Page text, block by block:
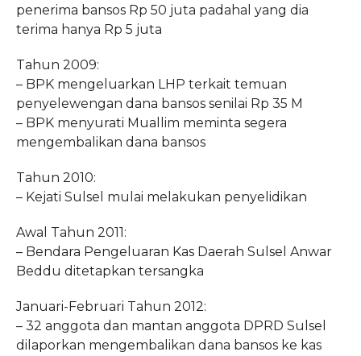
penerima bansos Rp 50 juta padahal yang dia
terima hanya Rp 5 juta
Tahun 2009:
– BPK mengeluarkan LHP terkait temuan
penyelewengan dana bansos senilai Rp 35 M
– BPK menyurati Muallim meminta segera
mengembalikan dana bansos
Tahun 2010:
– Kejati Sulsel mulai melakukan penyelidikan
Awal Tahun 2011:
– Bendara Pengeluaran Kas Daerah Sulsel Anwar
Beddu ditetapkan tersangka
Januari-Februari Tahun 2012:
– 32 anggota dan mantan anggota DPRD Sulsel
dilaporkan mengembalikan dana bansos ke kas